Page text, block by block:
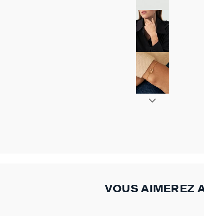
VOUS AIMEREZ